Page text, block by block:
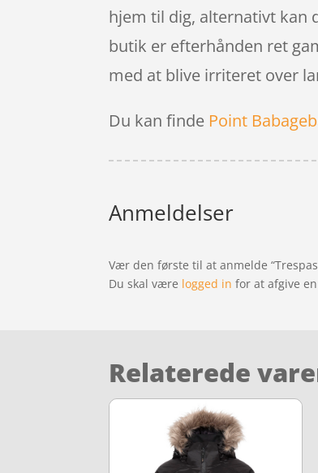
hjem til dig, alternativt kan
butik er efterhånden ret
med at blive irriteret over
Du kan finde Point
Anmeldelser
Vær den første til at anmelde
Du skal være logged in for at afgive
Relaterede